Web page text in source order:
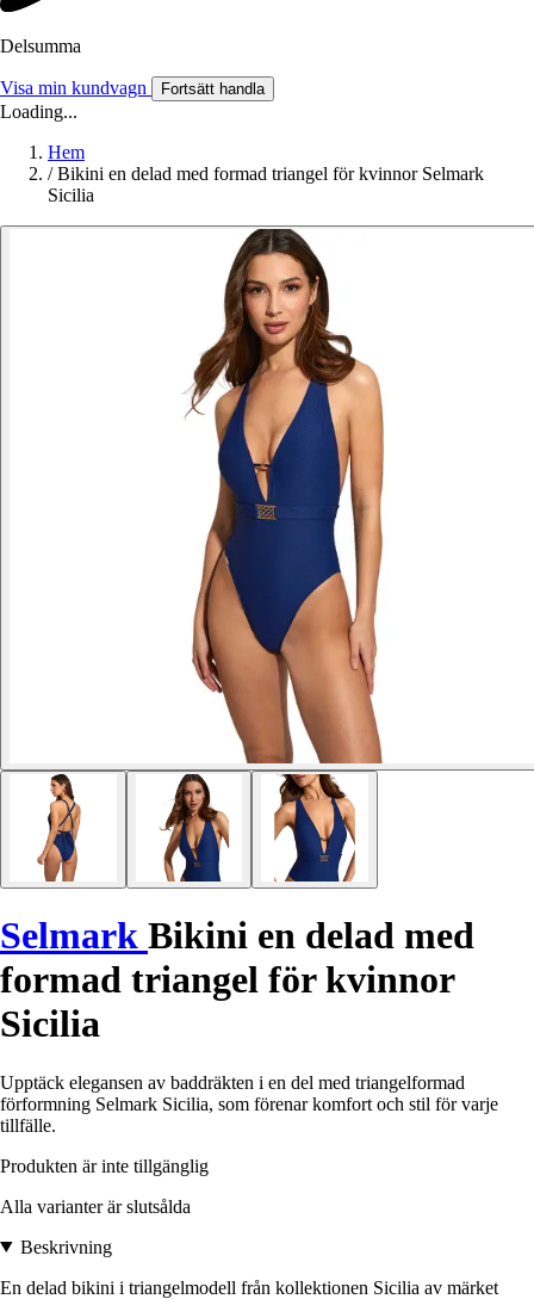
Delsumma
Visa min kundvagn Fortsätt handla
Loading...
Hem
/ Bikini en delad med formad triangel för kvinnor Selmark
Sicilia
Selmark Bikini en delad med
formad triangel för kvinnor
Sicilia
Upptäck elegansen av baddräkten i en del med triangelformad
förformning Selmark Sicilia, som förenar komfort och stil för varje
tillfälle.
Produkten är inte tillgänglig
Alla varianter är slutsålda
Beskrivning
En delad bikini i triangelmodell från kollektionen Sicilia av märket